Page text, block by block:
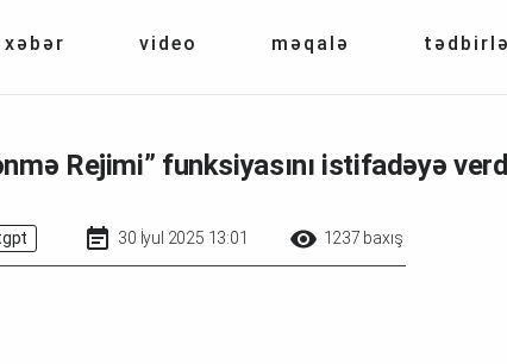
xəbər video məqalə
Rejimi” funksiyasını istifadəyə
30 İyul 2025 13:01 1237 baxış